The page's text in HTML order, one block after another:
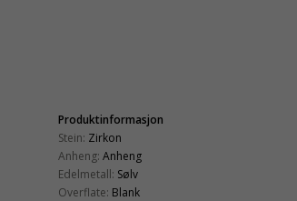
Produktinformasjon
Stein: Zirkon
Anheng: Anheng
Edelmetall: Sølv
Overflate: Blank